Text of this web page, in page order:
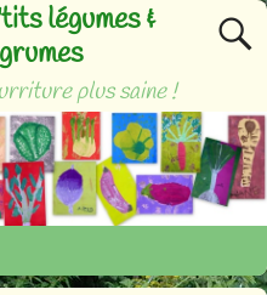
légumes &
plus saine !